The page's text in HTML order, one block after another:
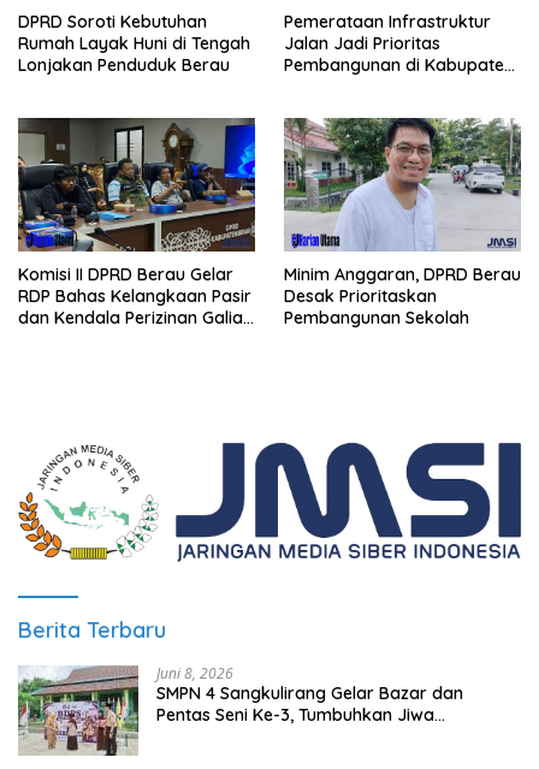
DPRD Soroti Kebutuhan
Rumah Layak Huni di Tengah
Lonjakan Penduduk Berau
Pemerataan Infrastruktur
Jalan Jadi Prioritas
Pembangunan di Kabupaten
Komisi II DPRD Berau Gelar
RDP Bahas Kelangkaan Pasir
dan Kendala Perizinan Galian
Minim Anggaran, DPRD Berau
Desak Prioritaskan
Pembangunan Sekolah
Berita Terbaru
Juni 8, 2026
SMPN 4 Sangkulirang Gelar Bazar dan
Pentas Seni Ke-3, Tumbuhkan Jiwa